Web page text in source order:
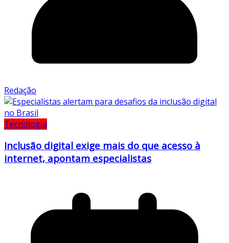
Redação
Tecnologia
Inclusão digital exige mais do que acesso à
internet, apontam especialistas